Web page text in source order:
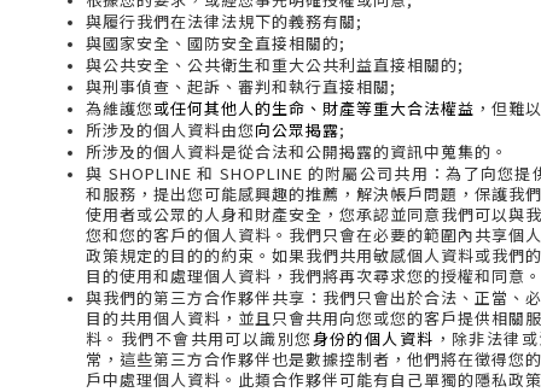
與履行我們在法律法規下的義務有關;
與國家安全、國防安全直接相關的;
與公共安全、公共衛生和重大公共利益直接相關的;
與刑事偵查、起訴、審判和執行直接相關;
為維護您或任何其他人的生命、財產等重大合法權益 ，但難
所涉及的個人資料由您向公眾揭露;
所涉及的個人資料是從合法和公開揭露的資訊中蒐集的。
與 SHOPLINE 和 SHOPLINE 的附屬公司共用：為了向您提
和服務，提出您可能感興趣的推薦，解決帳戶問題，保護我
使用者或公眾的人身和財產安全，您承認並同意我們可以與
您和您的客戶的個人資料。我們只會在必要的範圍內共享個
政策規定的目的的約束。如果我們共用敏感個人資料或我們
目的使用和處理個人資料，我們將再次尋求您的授權和同意。
與我們的第三方合作夥伴共享：我們只會出於合法、正當、
目的共用個人資料，並且只會共用向您或您的客戶提供相關
料。我們不會共用可以識別您身份的個人資料 ，除非法律
常，這些第三方合作夥伴也是數據控制者，他們將在徵得您
戶中處理個人資料。此類合作夥伴可能有自己單獨的隱私政